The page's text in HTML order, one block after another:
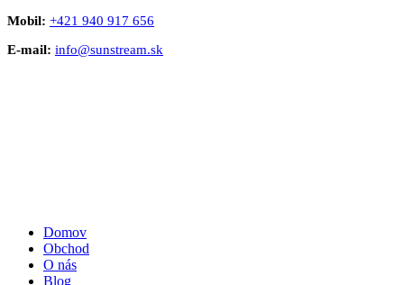
Mobil: +421 940 917 656
E-mail: info@sunstream.sk
Domov
Obchod
O nás
Blog